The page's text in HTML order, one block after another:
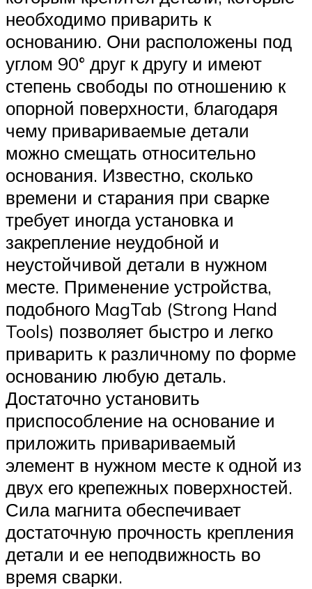
необходимо приварить к
основанию. Они расположены под
углом 90° друг к другу и имеют
степень свободы по отношению к
опорной поверхности, благодаря
чему привариваемые детали
можно смещать относительно
основания. Известно, сколько
времени и старания при сварке
требует иногда установка и
закрепление неудобной и
неустойчивой детали в нужном
месте. Применение устройства,
подобного MagTab (Strong Hand
Tools) позволяет быстро и легко
приварить к различному по форме
основанию любую деталь.
Достаточно установить
приспособление на основание и
приложить привариваемый
элемент в нужном месте к одной из
двух его крепежных поверхностей.
Сила магнита обеспечивает
достаточную прочность крепления
детали и ее неподвижность во
время сварки.